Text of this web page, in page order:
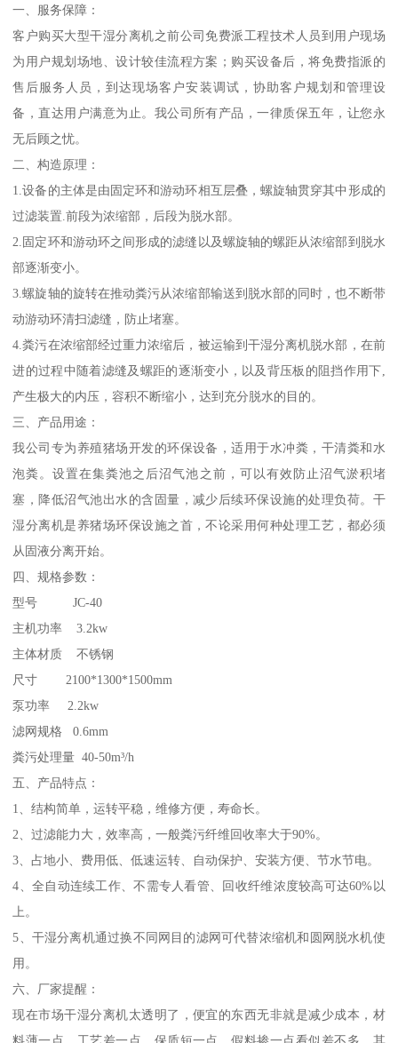
一、服务保障：
客户购买大型干湿分离机之前公司免费派工程技术人员到用户现场
为用户规划场地、设计较佳流程方案；购买设备后，将免费指派的
售后服务人员，到达现场客户安装调试，协助客户规划和管理设
备，直达用户满意为止。我公司所有产品，一律质保五年，让您永
无后顾之忧。
二、构造原理：
1.设备的主体是由固定环和游动环相互层叠，螺旋轴贯穿其中形成的
过滤装置.前段为浓缩部，后段为脱水部。
2.固定环和游动环之间形成的滤缝以及螺旋轴的螺距从浓缩部到脱水
部逐渐变小。
3.螺旋轴的旋转在推动粪污从浓缩部输送到脱水部的同时，也不断带
动游动环清扫滤缝，防止堵塞。
4.粪污在浓缩部经过重力浓缩后，被运输到干湿分离机脱水部，在前
进的过程中随着滤缝及螺距的逐渐变小，以及背压板的阻挡作用下,
产生极大的内压，容积不断缩小，达到充分脱水的目的。
三、产品用途：
我公司专为养殖猪场开发的环保设备，适用于水冲粪，干清粪和水
泡粪。设置在集粪池之后沼气池之前，可以有效防止沼气淤积堵
塞，降低沼气池出水的含固量，减少后续环保设施的处理负荷。干
湿分离机是养猪场环保设施之首，不论采用何种处理工艺，都必须
从固液分离开始。
四、规格参数：
型号 JC-40
主机功率 3.2kw
主体材质 不锈钢
尺寸 2100*1300*1500mm
泵功率 2.2kw
滤网规格 0.6mm
粪污处理量 40-50m³/h
五、产品特点：
1、结构简单，运转平稳，维修方便，寿命长。
2、过滤能力大，效率高，一般粪污纤维回收率大于90%。
3、占地小、费用低、低速运转、自动保护、安装方便、节水节电。
4、全自动连续工作、不需专人看管、回收纤维浓度较高可达60%以
上。
5、干湿分离机通过换不同网目的滤网可代替浓缩机和圆网脱水机使
用。
六、厂家提醒：
现在市场干湿分离机太透明了，便宜的东西无非就是减少成本，材